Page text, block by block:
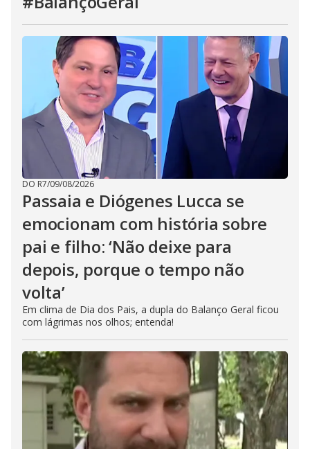
DO R7/09/08/2026
Passaia e Diógenes Lucca se
emocionam com história sobre
pai e filho: ‘Não deixe para
depois, porque o tempo não
volta’
Em clima de Dia dos Pais, a dupla do Balanço Geral ficou
com lágrimas nos olhos; entenda!